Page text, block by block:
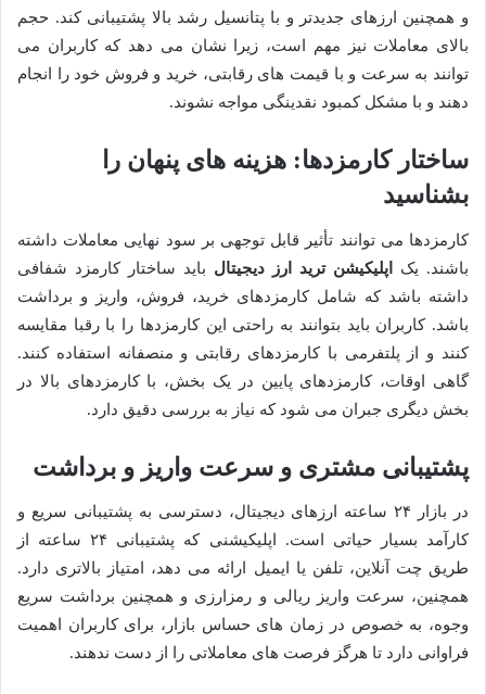
و همچنین ارزهای جدیدتر و با پتانسیل رشد بالا پشتیبانی کند. حجم
بالای معاملات نیز مهم است، زیرا نشان می دهد که کاربران می
توانند به سرعت و با قیمت های رقابتی، خرید و فروش خود را انجام
دهند و با مشکل کمبود نقدینگی مواجه نشوند.
ساختار کارمزدها: هزینه های پنهان را
بشناسید
کارمزدها می توانند تأثیر قابل توجهی بر سود نهایی معاملات داشته
باشند. یک
اپلیکیشن ترید ارز دیجیتال باید ساختار کارمزد شفافی
داشته باشد که شامل کارمزدهای خرید، فروش، واریز و برداشت
باشد. کاربران باید بتوانند به راحتی این کارمزدها را با رقبا مقایسه
کنند و از پلتفرمی با کارمزدهای رقابتی و منصفانه استفاده کنند.
گاهی اوقات، کارمزدهای پایین در یک بخش، با کارمزدهای بالا در
بخش دیگری جبران می شود که نیاز به بررسی دقیق دارد.
پشتیبانی مشتری و سرعت واریز و برداشت
در بازار ۲۴ ساعته ارزهای دیجیتال، دسترسی به پشتیبانی سریع و
کارآمد بسیار حیاتی است. اپلیکیشنی که پشتیبانی ۲۴ ساعته از
طریق چت آنلاین، تلفن یا ایمیل ارائه می دهد، امتیاز بالاتری دارد.
همچنین، سرعت واریز ریالی و رمزارزی و همچنین برداشت سریع
وجوه، به خصوص در زمان های حساس بازار، برای کاربران اهمیت
فراوانی دارد تا هرگز فرصت های معاملاتی را از دست ندهند.